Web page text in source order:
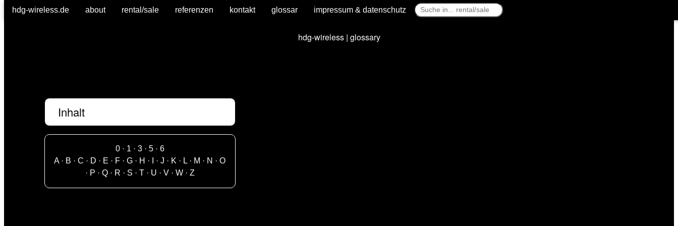
hdg-wireless.de about rental/sale referenzen kontakt glossar impressum & datenschutz
hdg-wireless | glossary
Inhalt
0· 1· 3· 5· 6
A· B ·C · D · E · F ·G · H · ·J · K · L· M · N ·O
· P · Q· R · S · T · U · V · W· Z